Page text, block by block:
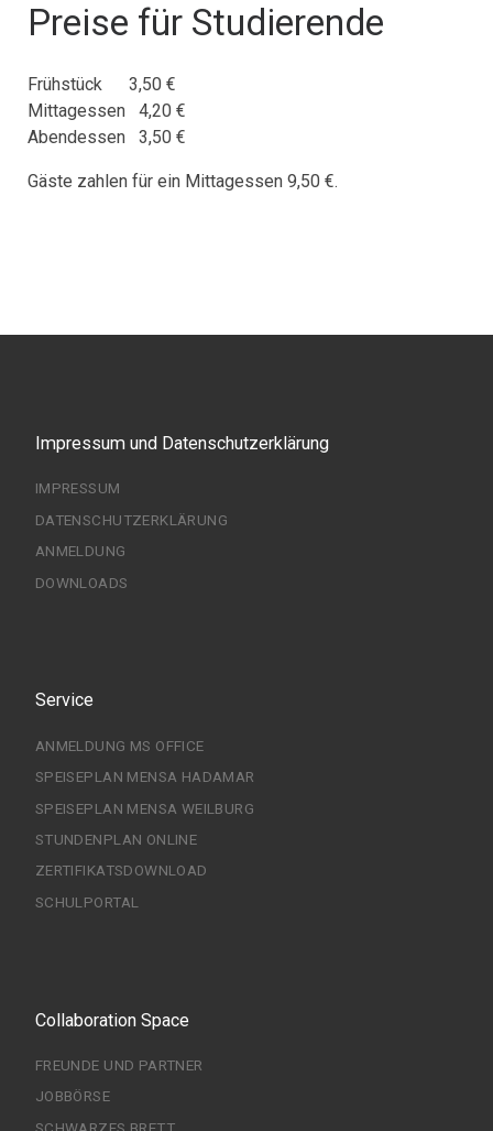
Preise für Studierende
Frühstück 3,50 €
Mittagessen 4,20 €
Abendessen 3,50 €
Gäste zahlen für ein Mittagessen 9,50 €.
Impressum und Datenschutzerklärung
IMPRESSUM
DATENSCHUTZERKLÄRUNG
ANMELDUNG
DOWNLOADS
Service
ANMELDUNG MS OFFICE
SPEISEPLAN MENSA HADAMAR
SPEISEPLAN MENSA WEILBURG
STUNDENPLAN ONLINE
ZERTIFIKATSDOWNLOAD
SCHULPORTAL
Collaboration Space
FREUNDE UND PARTNER
JOBBÖRSE
SCHWARZES BRETT